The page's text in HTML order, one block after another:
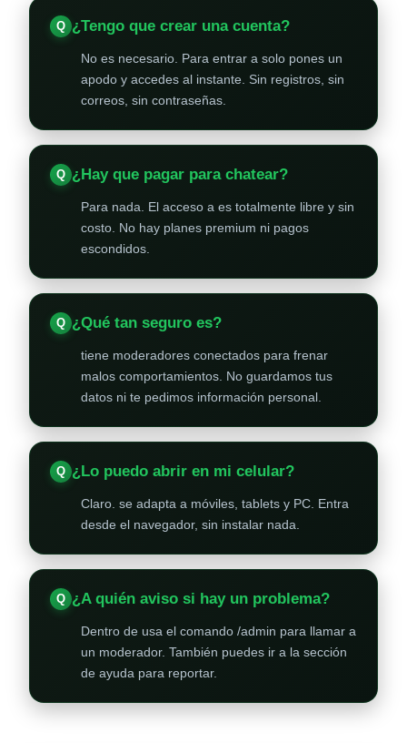
¿Tengo que crear una cuenta?
No es necesario. Para entrar a solo pones un
apodo y accedes al instante. Sin registros, sin
correos, sin contraseñas.
¿Hay que pagar para chatear?
Para nada. El acceso a es totalmente libre y sin
costo. No hay planes premium ni pagos
escondidos.
¿Qué tan seguro es?
tiene moderadores conectados para frenar
malos comportamientos. No guardamos tus
datos ni te pedimos información personal.
¿Lo puedo abrir en mi celular?
Claro. se adapta a móviles, tablets y PC. Entra
desde el navegador, sin instalar nada.
¿A quién aviso si hay un problema?
Dentro de usa el comando /admin para llamar a
un moderador. También puedes ir a la sección
de ayuda para reportar.